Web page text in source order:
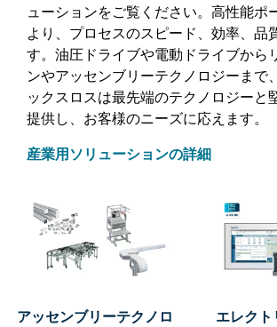
ューションをご覧ください。高性能ポ
より、プロセスのスピード、効率、品
す。油圧ドライブや電動ドライブから
ンやアッセンブリーテクノロジーまで
ックスロスは最先端のテクノロジーと
提供し、お客様のニーズに応えます。
産業用ソリューションの詳細
アッセンブリーテクノロ
エレク